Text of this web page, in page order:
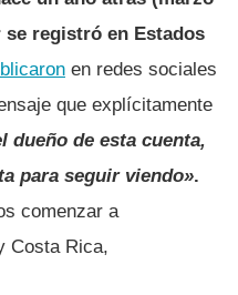
registró en Estados
en redes sociales
que explícitamente
dueño de esta cuenta,
para seguir viendo».
comenzar a
Costa Rica,